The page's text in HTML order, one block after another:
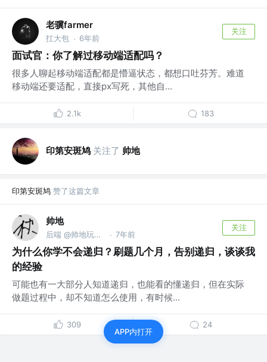
老骥farmer
扛大包 · 6年前
关注
面试官：你了解过移动端适配吗？
很多人聊起移动端适配都是懵逼状态，都想口吐芬芳。难道
移动端还要适配，直接px写死，其他自...
2.1k 183
印第安斑鸠 关注了 帅地
印第安斑鸠 赞了这篇文章
帅地
后端 @帅地玩编程 · 7年前
关注
为什么你学不会递归？刷题几个月，告别递归，谈谈我
的经验
可能也有一大部分人知道递归，也能看的懂递归，但在实际
做题过程中，却不知道怎么使用，有时候...
309 24
APP内打开